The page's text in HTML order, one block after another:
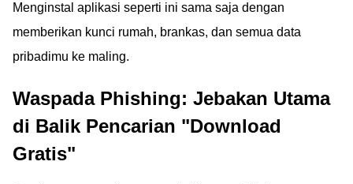
Menginstal aplikasi seperti ini sama saja dengan
memberikan kunci rumah, brankas, dan semua data
pribadimu ke maling.
Waspada Phishing: Jebakan Utama
di Balik Pencarian "Download
Gratis"